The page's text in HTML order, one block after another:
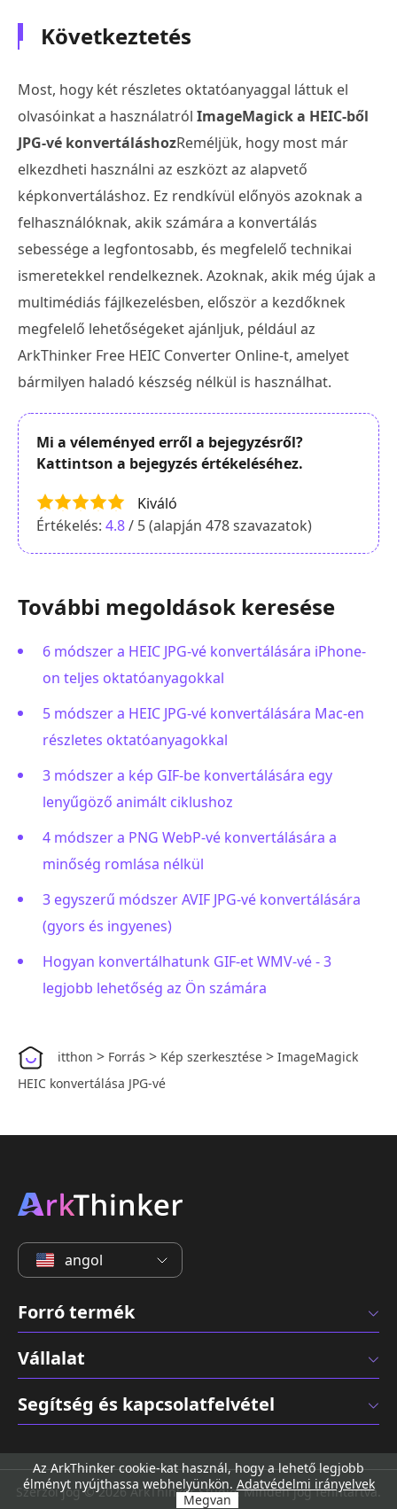
Következtetés
Most, hogy két részletes oktatóanyaggal láttuk el
olvasóinkat a használatról ImageMagick a HEIC-ből
JPG-vé konvertáláshozReméljük, hogy most már
elkezdheti használni az eszközt az alapvető
képkonvertáláshoz. Ez rendkívül előnyös azoknak a
felhasználóknak, akik számára a konvertálás
sebessége a legfontosabb, és megfelelő technikai
ismeretekkel rendelkeznek. Azoknak, akik még újak a
multimédiás fájlkezelésben, először a kezdőknek
megfelelő lehetőségeket ajánljuk, például az
ArkThinker Free HEIC Converter Online-t, amelyet
bármilyen haladó készség nélkül is használhat.
Mi a véleményed erről a bejegyzésről?
Kattintson a bejegyzés értékeléséhez.
Kiváló
Értékelés: 4.8/ 5 (alapján 478szavazatok)
További megoldások keresése
6 módszer a HEIC JPG-vé konvertálására iPhone-
on teljes oktatóanyagokkal
5 módszer a HEIC JPG-vé konvertálására Mac-en
részletes oktatóanyagokkal
3 módszer a kép GIF-be konvertálására egy
lenyűgöző animált ciklushoz
4 módszer a PNG WebP-vé konvertálására a
minőség romlása nélkül
3 egyszerű módszer AVIF JPG-vé konvertálására
(gyors és ingyenes)
Hogyan konvertálhatunk GIF-et WMV-vé - 3
legjobb lehetőség az Ön számára
itthon > Forrás > Kép szerkesztése > ImageMagick
HEIC konvertálása JPG-vé
angol
Forró termék
Vállalat
Segítség és kapcsolatfelvétel
Szerzői jog © 2026 ArkThinker Studio. Minden jog fenntartva.
Az ArkThinker cookie-kat használ, hogy a lehető legjobb
élményt nyújthassa webhelyünkön. Adatvédelmi irányelvek
Megvan